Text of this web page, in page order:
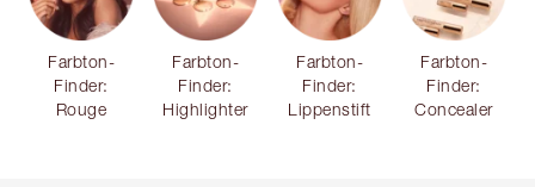
Farbton-
Finder:
Rouge
Farbton-
Finder:
Highlighter
Farbton-
Finder:
Lippenstift
Farbton-
Finder:
Concealer